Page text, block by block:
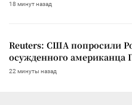
18 минут назад
Reuters: США попросили
осужденного американца
22 минуты назад